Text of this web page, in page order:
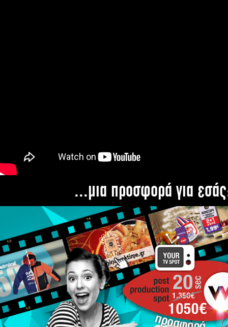
...μια προσφορά για